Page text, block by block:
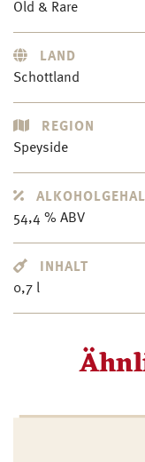
Old & Rare
LAND
Schottland
REGION
Speyside
54,4 % ABV
INHALT
0,7 l